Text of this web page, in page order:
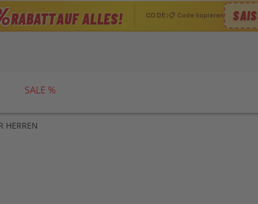
RABATTAUF ALLES! CODE:📋 Code kopieren
SALE %
HERREN